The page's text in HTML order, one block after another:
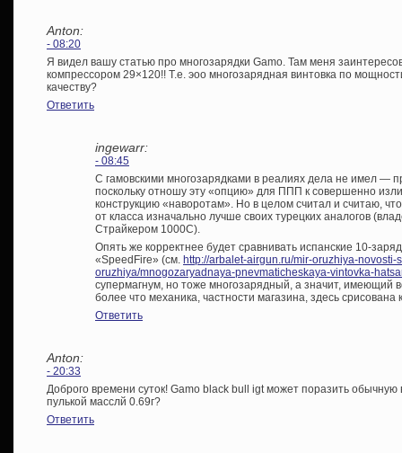
Anton:
- 08:20
Я видел вашу статью про многозарядки Gamo. Там меня
компрессором 29×120!! Т.е. эоо многозарядная винтовка по
качеству?
Ответить
ingewarr:
- 08:45
С гамовскими многозарядками в реалиях дела не имел —
поскольку отношу эту «опцию» для ППП к совершенно
конструкцию «наворотам». Но в целом считал и считаю,
от класса изначально лучше своих турецких аналогов
Страйкером 1000С).
Опять же корректнее будет сравнивать испанские 10-
«SpeedFire» (см. http://arbalet-airgun.ru/mir-oruzhiya-
oruzhiya/mnogozaryadnaya-pnevmaticheskaya-vintovka-
супермагнум, но тоже многозарядный, а значит, имеющий
более что механика, частности магазина, здесь срисована
Ответить
Anton:
- 20:33
Доброго времени суток! Gamo black bull igt может поразить обычную
пулькой масслй 0.69г?
Ответить